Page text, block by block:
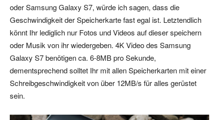
oder Samsung Galaxy S7, würde ich sagen, dass die
Geschwindigkeit der Speicherkarte fast egal ist. Letztendlich
könnt Ihr lediglich nur Fotos und Videos auf dieser speichern
oder Musik von ihr wiedergeben. 4K Video des Samsung
Galaxy S7 benötigen ca. 6-8MB pro Sekunde,
dementsprechend solltet Ihr mit allen Speicherkarten mit einer
Schreibgeschwindigkeit von über 12MB/s für alles gerüstet
sein.